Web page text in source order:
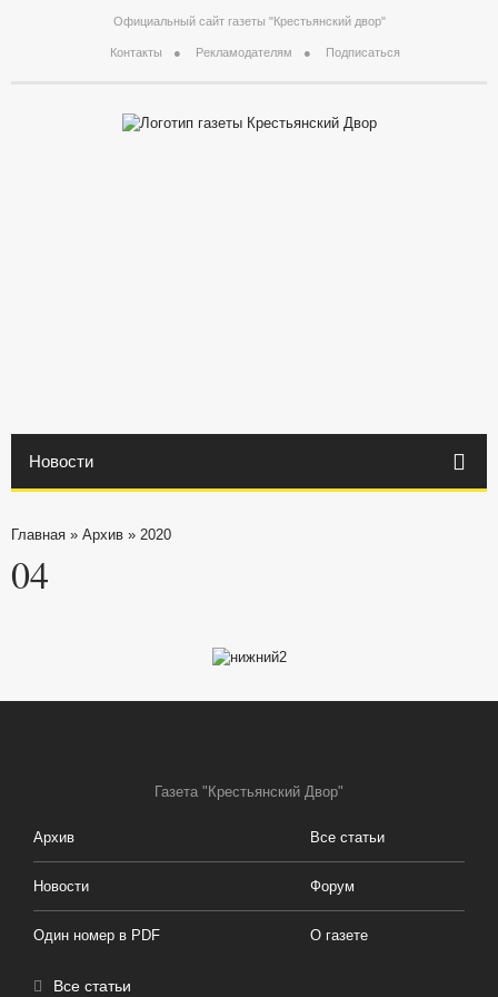
Официальный сайт газеты "Крестьянский двор"
Контакты Рекламодателям Подписаться
Новости
Главная » Архив » 2020
04
Газета "Крестьянский Двор"
Архив Все статьи
Новости Форум
Один номер в PDF О газете
Все статьи